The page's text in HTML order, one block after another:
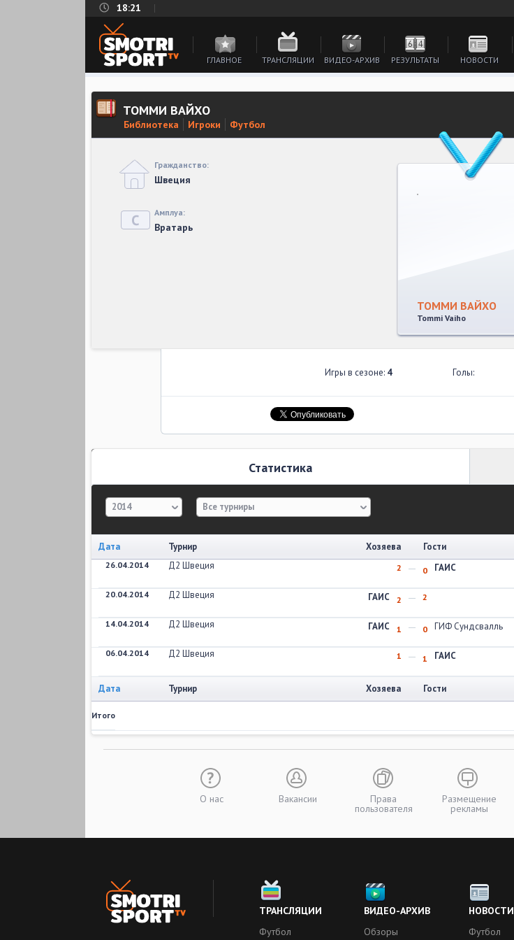
18:21
ГЛАВНОЕ ТРАНСЛЯЦИИ ВИДЕО-АРХИВ РЕЗУЛЬТАТЫ НОВОСТИ
ТОММИ ВАЙХО
Библиотека Игроки Футбол
Гражданство:
Швеция
Амплуа:
Вратарь
ТОММИ ВАЙХО
Tommi Vaiho
Игры в сезоне: 4 Голы:
Статистика
2014 Все турниры
Дата Турнир Хозяева Гости
26.04.2014 Д2 Швеция 2 0 ГАИС
20.04.2014
Д2 Швеция ГАИС 2 2
14.04.2014
Д2 Швеция ГАИС 1 0 ГИФ Сундсвалль
06.04.2014
Д2 Швеция 1 1 ГАИС
Дата Турнир Хозяева Гости
Итого
О нас Вакансии Права
пользователя
Размещение
рекламы
ТРАНСЛЯЦИИ
Футбол
ВИДЕО-АРХИВ
Обзоры
НОВОСТИ
Футбол